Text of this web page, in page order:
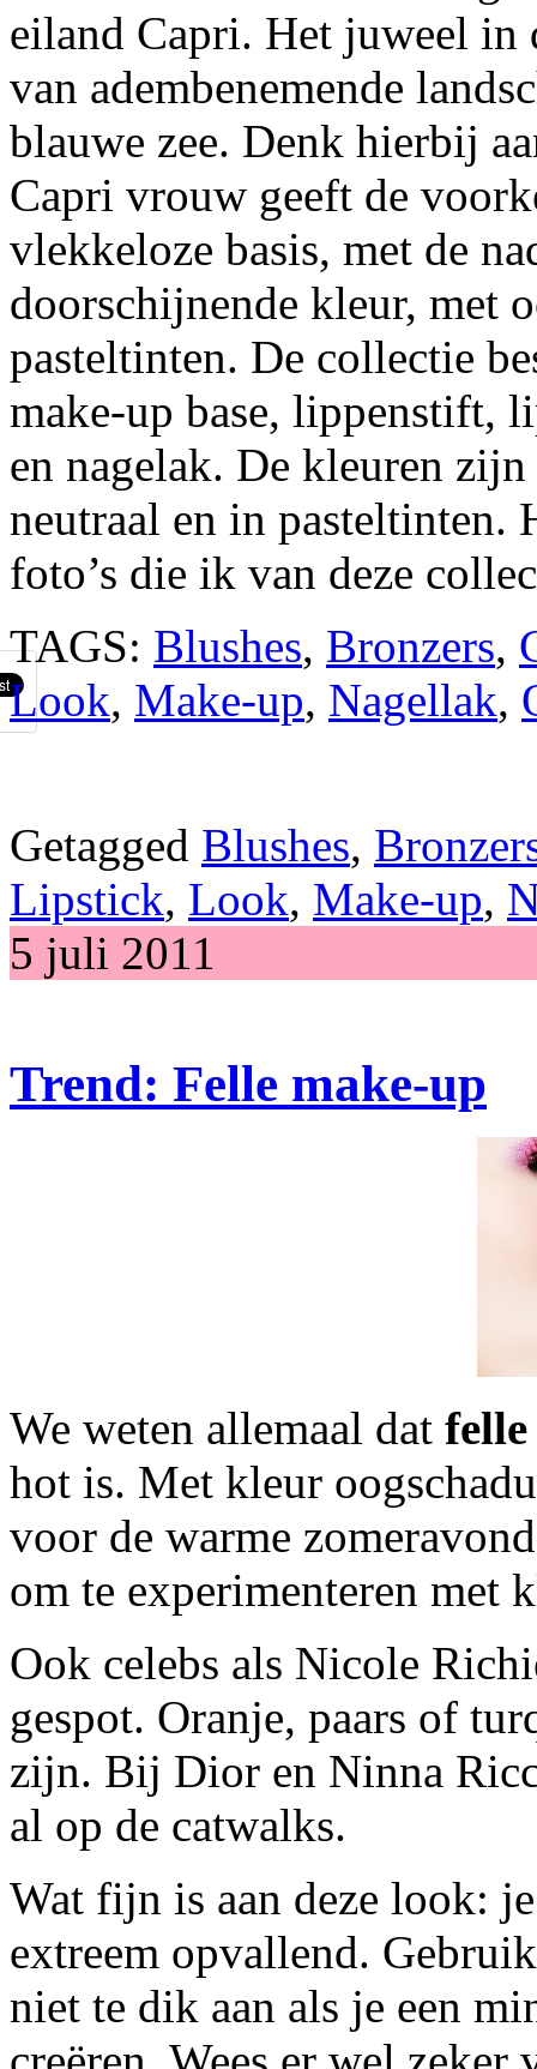
eiland Capri. Het juweel in
van adembenemende
blauwe zee. Denk hierbij
Capri vrouw geeft de
vlekkeloze basis, met de
doorschijnende kleur, met
pasteltinten. De collectie
make-up base, lippenstift,
en nagelak. De kleuren
neutraal en in
foto’s die ik van deze
TAGS: Blushes, Bronzers,
Look, Make-up, Nagellak,
Getagged Blushes,
Lipstick, Look, Make-up,
5 juli 2011
Trend: Felle make-up
We weten allemaal dat felle
hot is. Met kleur
voor de warme
om te experimenteren met
Ook celebs als Nicole
gespot. Oranje, paars of
zijn. Bij Dior en Ninna
al op de catwalks.
Wat fijn is aan deze look:
extreem opvallend.
niet te dik aan als je een